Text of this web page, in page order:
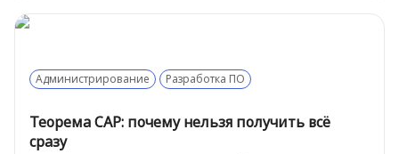
Администрирование Разработка ПО
Теорема CAP: почему нельзя получить всё
сразу